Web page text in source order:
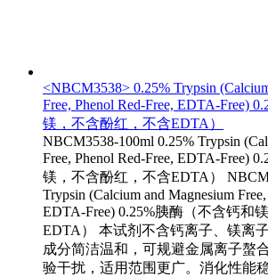
<NBCM3538> 0.25% Trypsin
Free, Phenol Red-Free, EDTA-Free)
镁，不含酚红，不含EDTA）
NBCM3538-100ml 0.25% Trypsin
Free, Phenol Red-Free, EDTA-Free)
镁，不含酚红，不含EDTA）
Trypsin (Calcium and Magnesium
EDTA-Free) 0.25%胰酶（不含钙和
EDTA） 本试剂不含钙离子、镁离
成分简洁温和，可规避金属离子螯
验干扰，适用范围更广。消化性能